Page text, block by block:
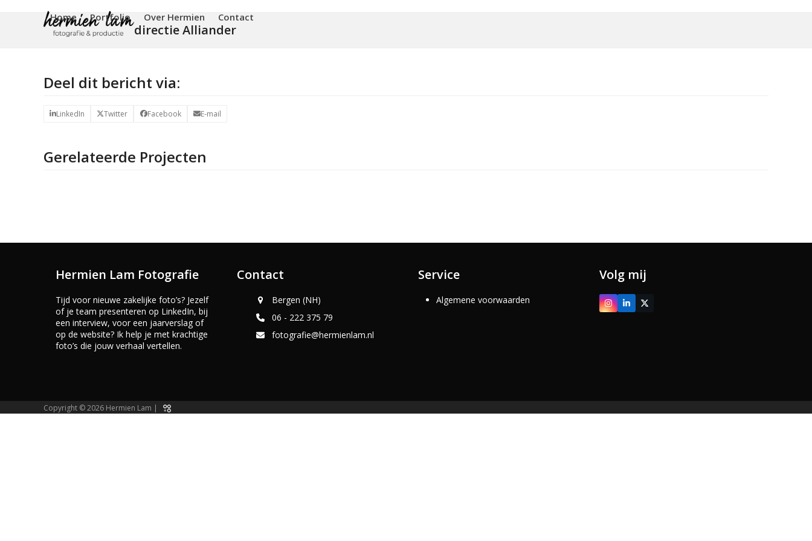
Home Portfolio Over Hermien Contact
directie Alliander
Deel dit bericht via:
LinkedIn Twitter Facebook E-mail
Gerelateerde Projecten
Hermien Lam Fotografie
Tijd voor nieuwe zakelijke foto’s? Jezelf
of je team presenteren op LinkedIn, bij
een interview, voor een jaarverslag of
op de website? Ik help je met krachtige
foto’s die jouw verhaal vertellen.
Contact
Bergen (NH)
06 - 222 375 79
fotografie@hermienlam.nl
Service
Algemene voorwaarden
Volg mij
Instagram
LinkedInTwitter
Copyright © 2026 Hermien Lam |